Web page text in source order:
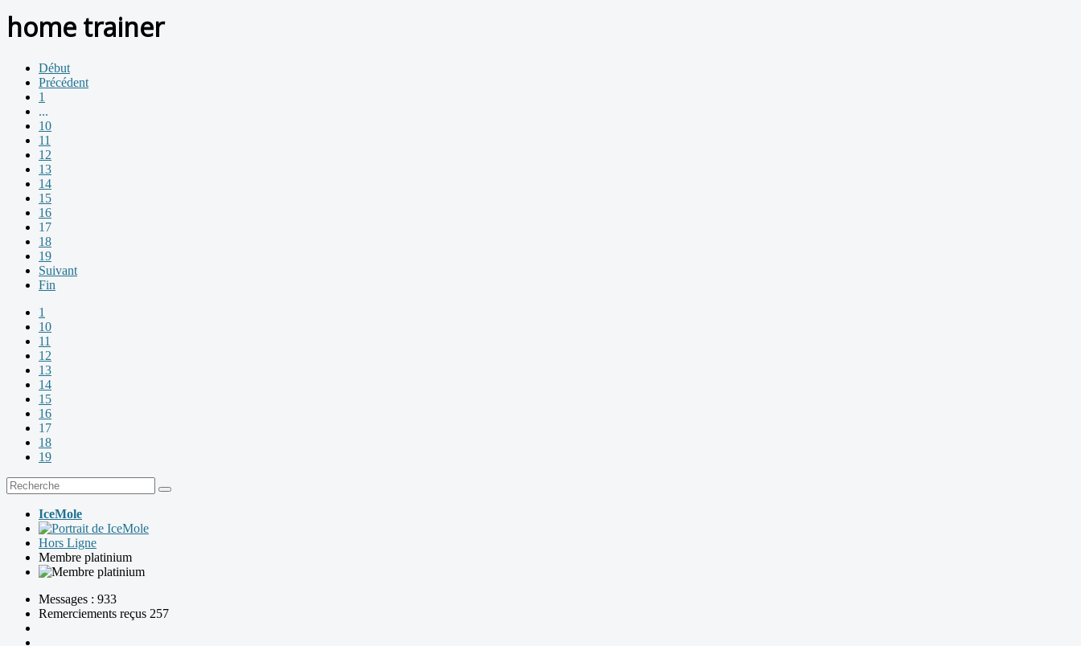
home trainer
Début
Précédent
1
...
10
11
12
13
14
15
16
17
18
19
Suivant
Fin
1
10
11
12
13
14
15
16
17
18
19
IceMole
Hors Ligne
Membre platinium
Messages : 933
Remerciements reçus 257